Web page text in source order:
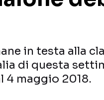
in testa alla
di questa
4 maggio 2018.